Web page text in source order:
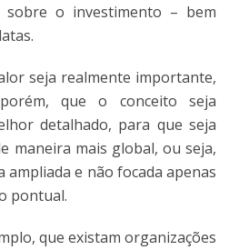
o investimento – bem
seja realmente importante,
que o conceito seja
detalhado, para que seja
maneira mais global, ou seja,
ampliada e não focada apenas
pontual.
que existam organizações